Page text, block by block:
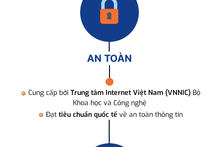
AN TOÀN
Cung cấp bởi Trung tâm Internet Việt Nam (VNNIC) Bộ
Khoa học và Công nghệ
Đạt tiêu chuẩn quốc tế về an toàn thông tin